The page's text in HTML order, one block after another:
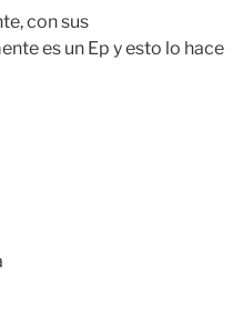
con sus
es un Ep y esto lo hace